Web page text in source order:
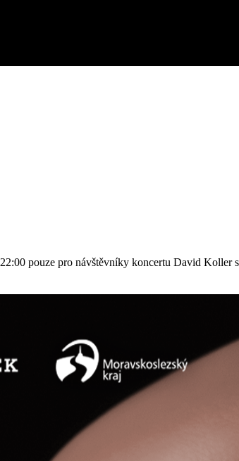
pouze pro návštěvníky koncertu David Koller